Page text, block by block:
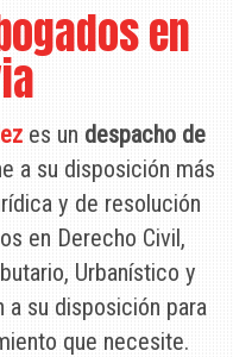
en
es un despacho de
a su disposición más
y de resolución
en Derecho Civil,
Urbanístico y
a su disposición para
que necesite.